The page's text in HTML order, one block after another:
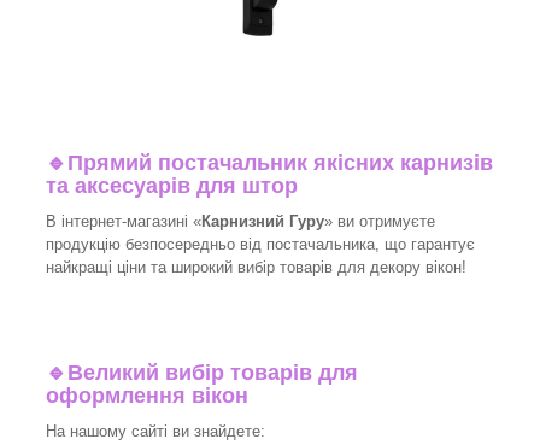
🔹 Прямий постачальник якісних карнизів
та аксесуарів для штор
В інтернет-магазині «Карнизний Гуру» ви отримуєте
продукцію безпосередньо від постачальника, що гарантує
найкращі ціни та широкий вибір товарів для декору вікон!​
🔹 Великий вибір товарів для
оформлення вікон
На нашому сайті ви знайдете: